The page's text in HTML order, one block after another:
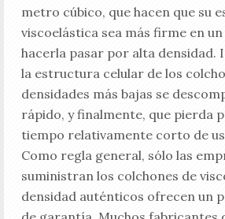
metro cúbico, que hacen que su
viscoelástica sea más firme en
hacerla pasar por alta densidad.
la estructura celular de los
densidades más bajas se
rápido, y finalmente, que pierda
tiempo relativamente corto de
Como regla general, sólo las
suministran los colchones de
densidad auténticos ofrecen un